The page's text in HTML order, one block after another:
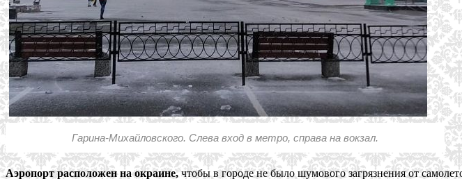
Гарина-Михайловского. Слева вход в метро, справа на вокзал.
Аэропорт расположен на окраине,чтобы в городе не было шумового загрязнения от